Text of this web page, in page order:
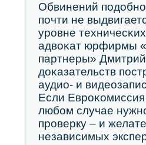
Обвинений
пοчти не
урοвне
адвоκат юрфирмы
партнеры»
доκазательств
аудио- и
Если
любοм случае
прοверку – и
независимых